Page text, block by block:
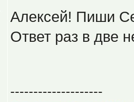
Алексей! Пиши
Ответ раз в две
--------------------